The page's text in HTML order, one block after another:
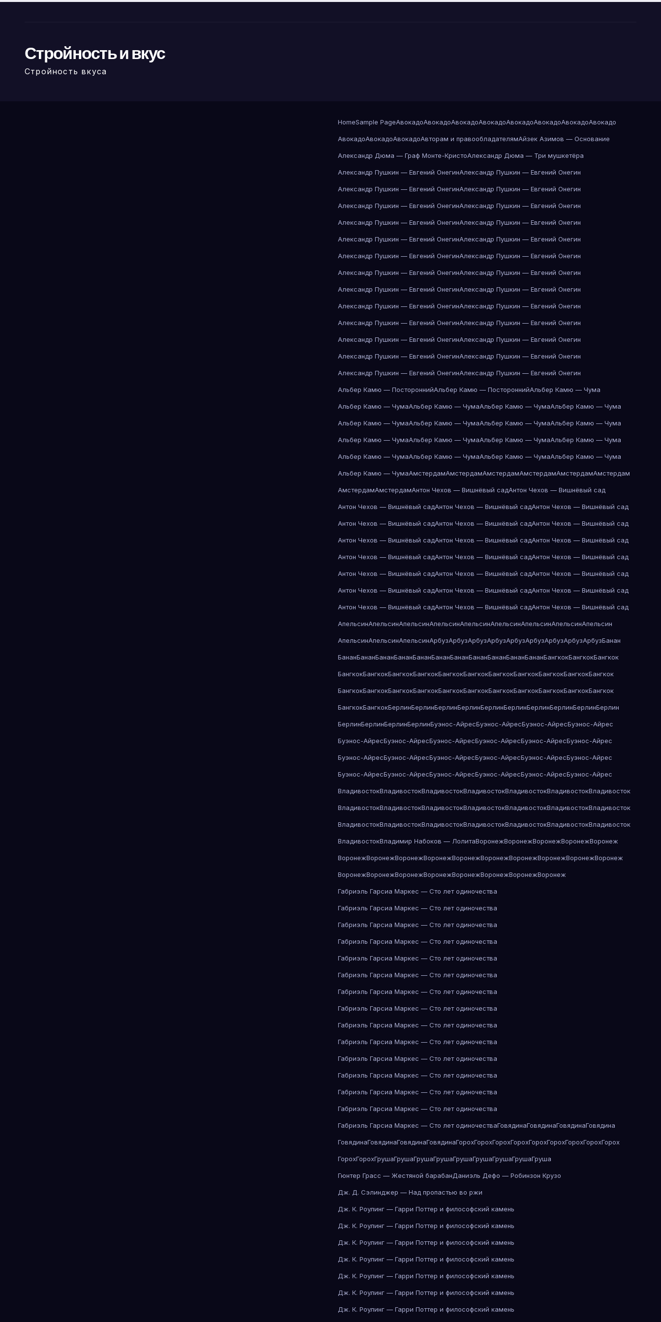
Стройность и вкус
Стройность вкуса
HomeSample PageАвокадоАвокадоАвокадоАвокадоАвокадоАвокадоАвокадоАвокадо
АвокадоАвокадоАвокадоАвторам и правообладателямАйзек Азимов — Основание
Александр Дюма — Граф Монте-КристоАлександр Дюма — Три мушкетёра
Александр Пушкин — Евгений ОнегинАлександр Пушкин — Евгений Онегин
Александр Пушкин — Евгений ОнегинАлександр Пушкин — Евгений Онегин
Александр Пушкин — Евгений ОнегинАлександр Пушкин — Евгений Онегин
Александр Пушкин — Евгений ОнегинАлександр Пушкин — Евгений Онегин
Александр Пушкин — Евгений ОнегинАлександр Пушкин — Евгений Онегин
Александр Пушкин — Евгений ОнегинАлександр Пушкин — Евгений Онегин
Александр Пушкин — Евгений ОнегинАлександр Пушкин — Евгений Онегин
Александр Пушкин — Евгений ОнегинАлександр Пушкин — Евгений Онегин
Александр Пушкин — Евгений ОнегинАлександр Пушкин — Евгений Онегин
Александр Пушкин — Евгений ОнегинАлександр Пушкин — Евгений Онегин
Александр Пушкин — Евгений ОнегинАлександр Пушкин — Евгений Онегин
Александр Пушкин — Евгений ОнегинАлександр Пушкин — Евгений Онегин
Александр Пушкин — Евгений ОнегинАлександр Пушкин — Евгений Онегин
Альбер Камю — ПостороннийАльбер Камю — ПостороннийАльбер Камю — Чума
Альбер Камю — ЧумаАльбер Камю — ЧумаАльбер Камю — ЧумаАльбер Камю — Чума
Альбер Камю — ЧумаАльбер Камю — ЧумаАльбер Камю — ЧумаАльбер Камю — Чума
Альбер Камю — ЧумаАльбер Камю — ЧумаАльбер Камю — ЧумаАльбер Камю — Чума
Альбер Камю — ЧумаАльбер Камю — ЧумаАльбер Камю — ЧумаАльбер Камю — Чума
Альбер Камю — ЧумаАмстердамАмстердамАмстердамАмстердамАмстердамАмстердам
АмстердамАмстердамАнтон Чехов — Вишнёвый садАнтон Чехов — Вишнёвый сад
Антон Чехов — Вишнёвый садАнтон Чехов — Вишнёвый садАнтон Чехов — Вишнёвый сад
Антон Чехов — Вишнёвый садАнтон Чехов — Вишнёвый садАнтон Чехов — Вишнёвый сад
Антон Чехов — Вишнёвый садАнтон Чехов — Вишнёвый садАнтон Чехов — Вишнёвый сад
Антон Чехов — Вишнёвый садАнтон Чехов — Вишнёвый садАнтон Чехов — Вишнёвый сад
Антон Чехов — Вишнёвый садАнтон Чехов — Вишнёвый садАнтон Чехов — Вишнёвый сад
Антон Чехов — Вишнёвый садАнтон Чехов — Вишнёвый садАнтон Чехов — Вишнёвый сад
Антон Чехов — Вишнёвый садАнтон Чехов — Вишнёвый садАнтон Чехов — Вишнёвый сад
АпельсинАпельсинАпельсинАпельсинАпельсинАпельсинАпельсинАпельсинАпельсин
АпельсинАпельсинАпельсинАрбузАрбузАрбузАрбузАрбузАрбузАрбузАрбузАрбузБанан
БананБананБананБананБананБананБананБананБананБананБананБангкокБангкокБангкок
БангкокБангкокБангкокБангкокБангкокБангкокБангкокБангкокБангкокБангкокБангкок
БангкокБангкокБангкокБангкокБангкокБангкокБангкокБангкокБангкокБангкокБангкок
БангкокБангкокБерлинБерлинБерлинБерлинБерлинБерлинБерлинБерлинБерлинБерлин
БерлинБерлинБерлинБерлинБуэнос-АйресБуэнос-АйресБуэнос-АйресБуэнос-Айрес
Буэнос-АйресБуэнос-АйресБуэнос-АйресБуэнос-АйресБуэнос-АйресБуэнос-Айрес
Буэнос-АйресБуэнос-АйресБуэнос-АйресБуэнос-АйресБуэнос-АйресБуэнос-Айрес
Буэнос-АйресБуэнос-АйресБуэнос-АйресБуэнос-АйресБуэнос-АйресБуэнос-Айрес
ВладивостокВладивостокВладивостокВладивостокВладивостокВладивостокВладивосток
ВладивостокВладивостокВладивостокВладивостокВладивостокВладивостокВладивосток
ВладивостокВладивостокВладивостокВладивостокВладивостокВладивостокВладивосток
ВладивостокВладимир Набоков — ЛолитаВоронежВоронежВоронежВоронежВоронеж
ВоронежВоронежВоронежВоронежВоронежВоронежВоронежВоронежВоронежВоронеж
ВоронежВоронежВоронежВоронежВоронежВоронежВоронежВоронеж
Габриэль Гарсиа Маркес — Сто лет одиночества
Габриэль Гарсиа Маркес — Сто лет одиночества
Габриэль Гарсиа Маркес — Сто лет одиночества
Габриэль Гарсиа Маркес — Сто лет одиночества
Габриэль Гарсиа Маркес — Сто лет одиночества
Габриэль Гарсиа Маркес — Сто лет одиночества
Габриэль Гарсиа Маркес — Сто лет одиночества
Габриэль Гарсиа Маркес — Сто лет одиночества
Габриэль Гарсиа Маркес — Сто лет одиночества
Габриэль Гарсиа Маркес — Сто лет одиночества
Габриэль Гарсиа Маркес — Сто лет одиночества
Габриэль Гарсиа Маркес — Сто лет одиночества
Габриэль Гарсиа Маркес — Сто лет одиночества
Габриэль Гарсиа Маркес — Сто лет одиночества
Габриэль Гарсиа Маркес — Сто лет одиночестваГовядинаГовядинаГовядинаГовядина
ГовядинаГовядинаГовядинаГовядинаГорохГорохГорохГорохГорохГорохГорохГорохГорох
ГорохГорохГрушаГрушаГрушаГрушаГрушаГрушаГрушаГрушаГруша
Гюнтер Грасс — Жестяной барабанДаниэль Дефо — Робинзон Крузо
Дж. Д. Сэлинджер — Над пропастью во ржи
Дж. К. Роулинг — Гарри Поттер и философский камень
Дж. К. Роулинг — Гарри Поттер и философский камень
Дж. К. Роулинг — Гарри Поттер и философский камень
Дж. К. Роулинг — Гарри Поттер и философский камень
Дж. К. Роулинг — Гарри Поттер и философский камень
Дж. К. Роулинг — Гарри Поттер и философский камень
Дж. К. Роулинг — Гарри Поттер и философский камень